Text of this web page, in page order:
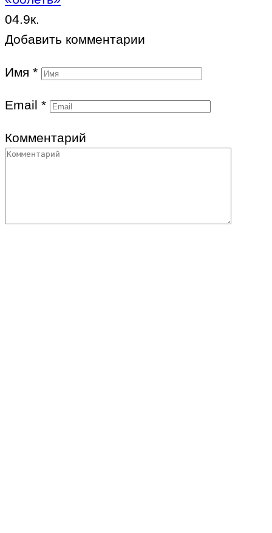
04.9к.
Добавить комментарии
Имя *
Email *
Комментарий